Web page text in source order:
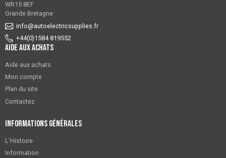
WR15 8EF
Grande Bretagne
info@autoelectricsupplies.fr
+44(0)1584 819552
Aide aux achats
Aide aux achats
Mon compte
Plan du site
Contactez
Informations générales
L'Histoire
Information